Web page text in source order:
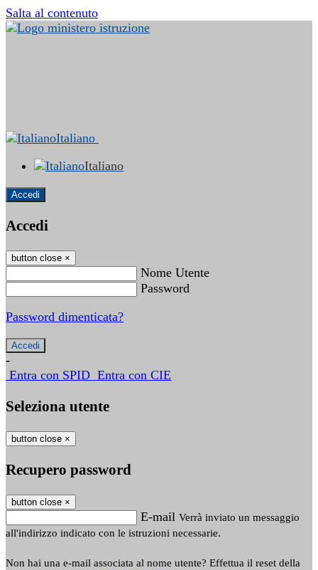
Salta al contenuto
Italiano
Italiano
Accedi
Accedi
button close ×
Nome Utente
Password
Password dimenticata?
-
Entra con SPID Entra con CIE
Seleziona utente
button close ×
Recupero password
button close ×
E-mail Verrà inviato un messaggio
all'indirizzo indicato con le istruzioni necessarie.
Non hai una e-mail associata al nome utente? Effettua il reset della